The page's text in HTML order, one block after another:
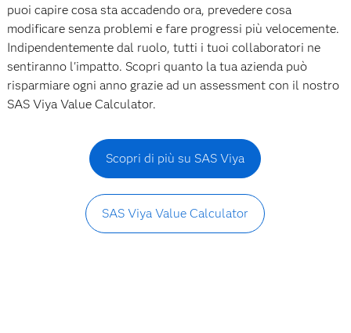
puoi capire cosa sta accadendo ora, prevedere cosa
modificare senza problemi e fare progressi più velocemente.
Indipendentemente dal ruolo, tutti i tuoi collaboratori ne
sentiranno l'impatto. Scopri quanto la tua azienda può
risparmiare ogni anno grazie ad un assessment con il nostro
SAS Viya Value Calculator.
Scopri di più su SAS Viya
SAS Viya Value Calculator